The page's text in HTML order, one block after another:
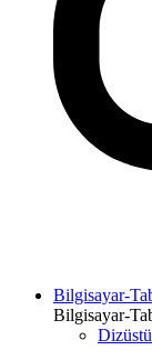
Bilgisayar-
Bilgisayar-